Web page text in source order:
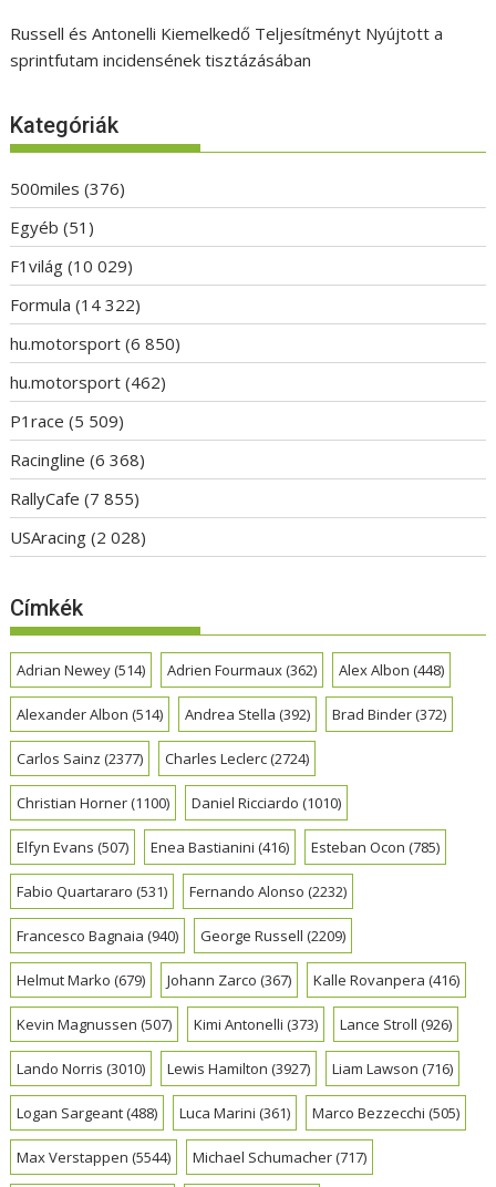
Russell és Antonelli Kiemelkedő Teljesítményt Nyújtott a
sprintfutam incidensének tisztázásában
Kategóriák
500miles (376)
Egyéb (51)
F1világ (10 029)
Formula (14 322)
hu.motorsport (6 850)
hu.motorsport (462)
P1race (5 509)
Racingline (6 368)
RallyCafe (7 855)
USAracing (2 028)
Címkék
Adrian Newey(514) Adrien Fourmaux(362) Alex Albon (448)
Alexander Albon (514) Andrea Stella (392) Brad Binder(372)
Carlos Sainz (2377) Charles Leclerc(2724)
Christian Horner(1100) Daniel Ricciardo (1010)
Elfyn Evans (507) Enea Bastianini (416) Esteban Ocon (785)
Fabio Quartararo (531) Fernando Alonso (2232)
Francesco Bagnaia (940) George Russell (2209)
Helmut Marko (679) Johann Zarco (367) Kalle Rovanpera (416)
Kevin Magnussen (507) Kimi Antonelli (373) Lance Stroll (926)
Lando Norris (3010) Lewis Hamilton (3927) Liam Lawson (716)
Logan Sargeant(488) Luca Marini (361) Marco Bezzecchi (505)
Max Verstappen (5544) Michael Schumacher(717)